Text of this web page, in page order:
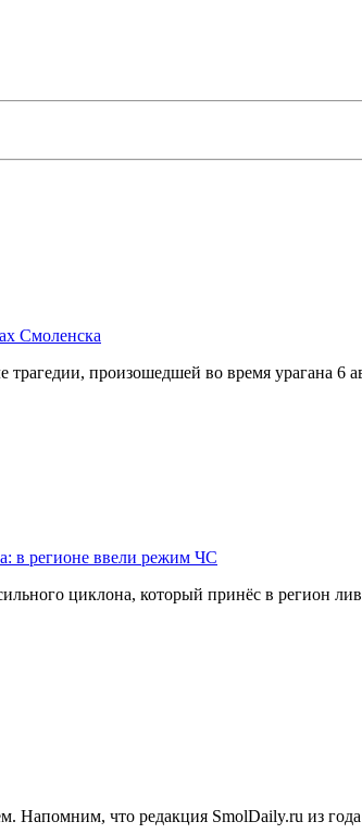
Смоленска
произошедшей во время урагана 6
в регионе ввели режим ЧС
циклона, который принёс в регион
Напомним, что редакция SmolDaily.ru из